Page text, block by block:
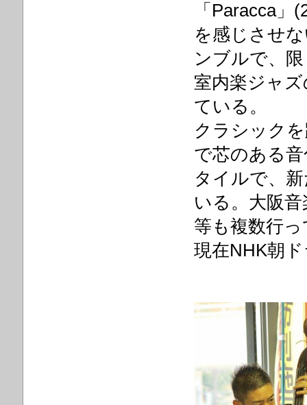
「Paracca
を感じさせ
ンブルで、
室内楽ジャ
ている。
クラシック
で芯のある
タイルで、
いる。大阪
等も複数行
現在NHK朝